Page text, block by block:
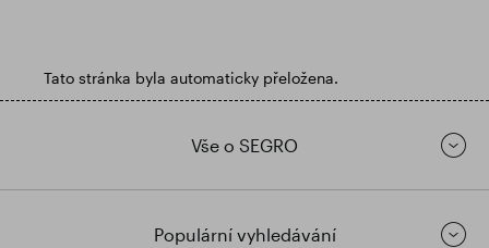
Tato stránka byla automaticky přeložena.
Vše o SEGRO
Populární vyhledávání